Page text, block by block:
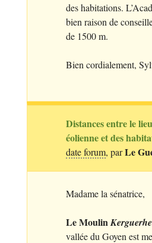
des habitations.
bien raison de
de 1500 m.
Bien cordialement,
Distances entre le
éolienne et des
date forum, parLe
Madame la sénatrice,
Le Moulin
vallée du Goyen est